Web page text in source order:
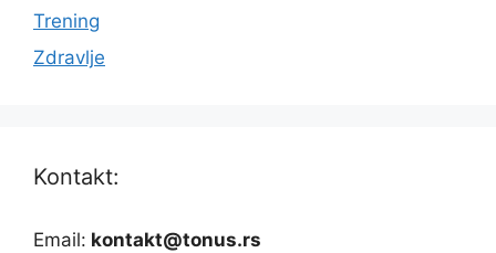
Trening
Zdravlje
Kontakt:
Email: kontakt@tonus.rs